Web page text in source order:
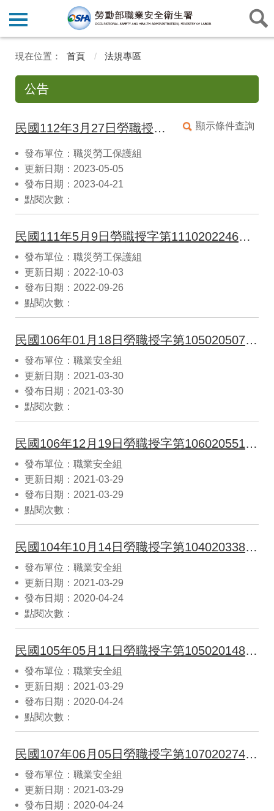
首頁 法規專區
公告
顯示條件查詢
民國112年3月27日勞職授字第1120201205號公告調整職業災害勞工保護法第8條及第9條所定按月發給生活津貼及補助之金額，自112年5月1日生效
發布單位：職災勞工保護組
更新日期：2023-05-05
發布日期：2023-04-21
點閱次數：
民國111年5月9日勞職授字第1110202246號公告辦理職業傷病通報之主體、內容及格式，自111年5月1日生效
發布單位：職災勞工保護組
更新日期：2022-10-03
發布日期：2022-09-26
點閱次數：
民國106年01月18日勞職授字第1050205070號公告依據機械設備器具安全標準第120-1條規定，指定歐盟標準EN12622：2009+A1：2013之第5.1.1.4節及第5.1.1.5節為機械設備器具安全標準所定摺床用光電式及雷射感應式安全裝置之檢驗標準
發布單位：職業安全組
更新日期：2021-03-30
發布日期：2021-03-30
點閱次數：
民國106年12月19日勞職授字第10602055111號公告依機械設備器具型式檢定作業要點第10點規定，公告認可財團法人台灣電子檢驗中心為攜帶式木材加工用圓盤鋸及攜帶式研磨機之型式檢定機構
發布單位：職業安全組
更新日期：2021-03-29
發布日期：2021-03-29
點閱次數：
民國104年10月14日勞職授字第10402033841號公告依據機械設備器具安全標準第120條之1規定指定國際標準ISO 5057：1993為機械設備器具安全標準第82條所定中古堆 高機貨叉之檢驗標準
發布單位：職業安全組
更新日期：2021-03-29
發布日期：2020-04-24
點閱次數：
民國105年05月11日勞職授字第10502014871號公告依據機械設備器具安全標準第120-1規定，公告指定美國國家標準ANSI B29.8：2010附錄A為機械設備器具安全標準第83條所定中古 堆高機裝卸裝置使用之鏈條檢驗，並自即日生效
發布單位：職業安全組
更新日期：2021-03-29
發布日期：2020-04-24
點閱次數：
民國107年06月05日勞職授字第1070202748號公告認可財團法人金屬工業研究發展中心為辦理交流電焊機用自動電擊防 止裝置驗證業務之驗證機構，期間自107.06.16 至110.06.15 止
發布單位：職業安全組
更新日期：2021-03-29
發布日期：2020-04-24